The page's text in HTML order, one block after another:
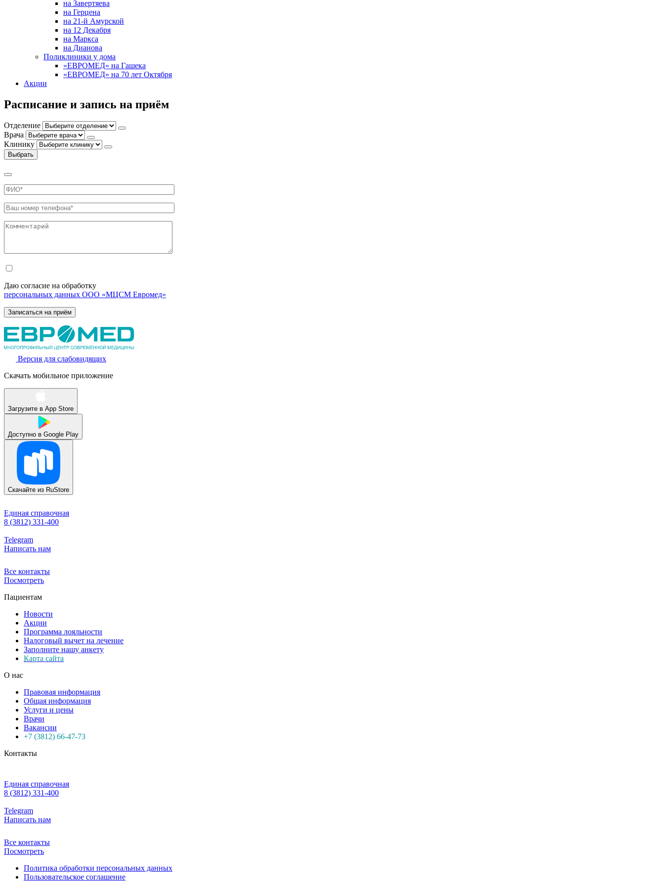
на Завертяева
на Герцена
на 21-й Амурской
на 12 Декабря
на Маркса
на Дианова
Поликлиники у дома
«ЕВРОМЕД» на Гашека
«ЕВРОМЕД» на 70 лет Октября
Акции
Расписание и запись на приём
Отделение
Врача
Клинику
Выбрать
Даю согласие на обработку
персональных данных ООО «МЦСМ Евромед»
Версия для слабовидящих
Скачать мобильное приложение
Загрузите в App Store
Доступно в Google Play
Скачайте из RuStore
Единая справочная
8 (3812) 331-400
Telegram
Написать нам
Все контакты
Посмотреть
Пациентам
Новости
Акции
Программа лояльности
Налоговый вычет на лечение
Заполните нашу анкету
Карта сайта
О нас
Правовая информация
Общая информация
Услуги и цены
Врачи
Вакансии
+7 (3812) 66-47-73
Контакты
Единая справочная
8 (3812) 331-400
Telegram
Написать нам
Все контакты
Посмотреть
Политика обработки персональных данных
Пользовательское соглашение